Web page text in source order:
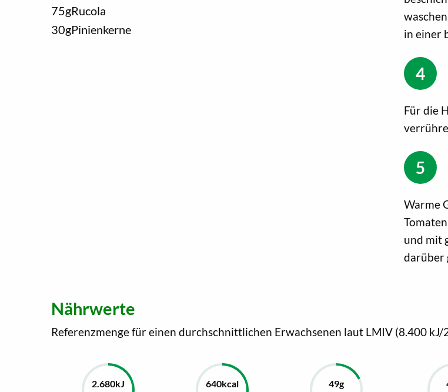
75gRucola
30gPinienkerne
in einer
Für die
Warme
und mit
darüber
Nährwerte
Referenzmenge für einen durchschnittlichen Erwachsenen laut LMIV (8.400 kJ/